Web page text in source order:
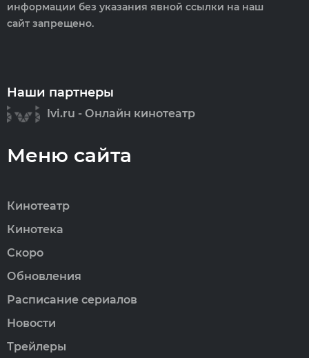
информации без указания явной ссылки на наш
сайт запрещено.
Наши партнеры
Ivi.ru - Онлайн кинотеатр
Меню сайта
Кинотеатр
Кинотека
Скоро
Обновления
Расписание сериалов
Новости
Трейлеры